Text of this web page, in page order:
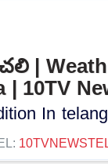
చలి |
| 10TV
In